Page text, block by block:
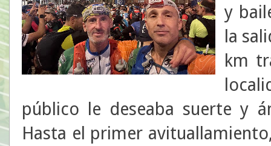
y
la
km
público le deseaba suerte y
Hasta el primer